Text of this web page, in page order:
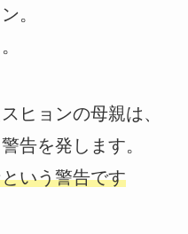
。
ヒョンの母親は、
告を発します。
いう警告です